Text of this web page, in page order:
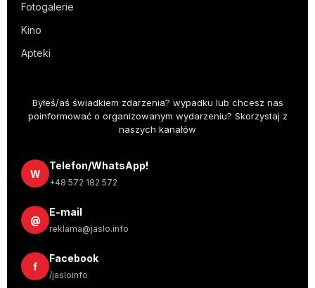
Fotogalerie
Kino
Apteki
Byłeś/aś świadkiem zdarzenia? wypadku lub chcesz nas
poinformować o organizowanym wydarzeniu? Skorzystaj z
naszych kanałów
W
Telefon/WhatsApp!
+48 572 182 572
@
E-mail
reklama@jaslo.info
f
Facebook
/jasloinfo